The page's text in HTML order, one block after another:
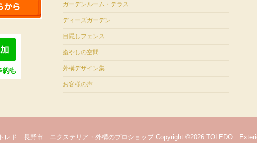
ガーデンルーム・テラス
ディーズガーデン
目隠しフェンス
癒やしの空間
外構デザイン集
お客様の声
トレド 長野市 エクステリア・外構のプロショップ Copyright ©2026 TOLEDO